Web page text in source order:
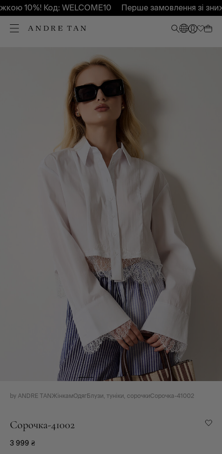
10%! Код: WELCOME10 Перше замовлення зі
by ANDRE TANЖінкамОдягБлузи, туніки, сорочкиСорочка-41002
Сорочка-41002
3 999 ₴